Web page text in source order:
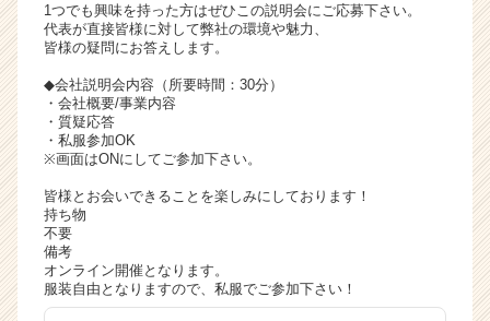
ア
キ
ャ
リ
e
e
a
r
e
1つでも興味を持った方はぜひこの説明会にご応募下さい。
代表が直接皆様に対して弊社の環境や魅力、
皆様の疑問にお答えします。
◆会社説明会内容（所要時間：30分）
・会社概要/事業内容
・質疑応答
・私服参加OK
※画面はONにしてご参加下さい。
皆様とお会いできることを楽しみにしております！
持ち物
不要
備考
オンライン開催となります。
服装自由となりますので、私服でご参加下さい！